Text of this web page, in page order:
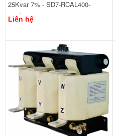
25Kvar 7% - SD7-RCAL400-
440/25
Liên hệ